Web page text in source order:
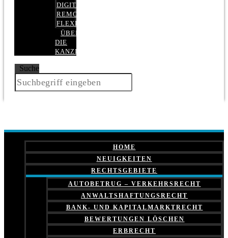
DIGITAL,
REMOTE,
FLEXIBEL
ÜBER
DIE
KANZLEI
Suche
HOME
NEUIGKEITEN
RECHTSGEBIETE
AUTOBETRUG – VERKEHRSRECHT
ANWALTSHAFTUNGSRECHT
BANK- UND KAPITALMARKTRECHT
BEWERTUNGEN LÖSCHEN
ERBRECHT